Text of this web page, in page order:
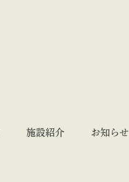
施設紹介 お知らせ